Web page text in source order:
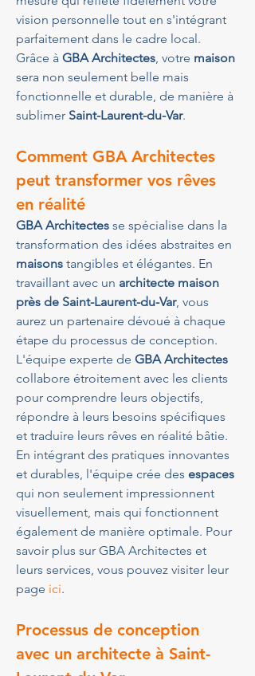
vision personnelle tout en s'intégrant
parfaitement dans le cadre local.
Grâce à GBA Architectes, votre maison
sera non seulement belle mais
fonctionnelle et durable, de manière à
sublimer Saint-Laurent-du-Var.
Comment GBA Architectes
peut transformer vos rêves
en réalité
GBA Architectes se spécialise dans la
transformation des idées abstraites en
maisons tangibles et élégantes. En
travaillant avec un architecte maison
près de Saint-Laurent-du-Var, vous
aurez un partenaire dévoué à chaque
étape du processus de conception.
L'équipe experte de GBA Architectes
collabore étroitement avec les clients
pour comprendre leurs objectifs,
répondre à leurs besoins spécifiques
et traduire leurs rêves en réalité bâtie.
En intégrant des pratiques innovantes
et durables, l'équipe crée des espaces
qui non seulement impressionnent
visuellement, mais qui fonctionnent
également de manière optimale. Pour
savoir plus sur GBA Architectes et
leurs services, vous pouvez visiter leur
page ici.
Processus de conception
avec un architecte à Saint-